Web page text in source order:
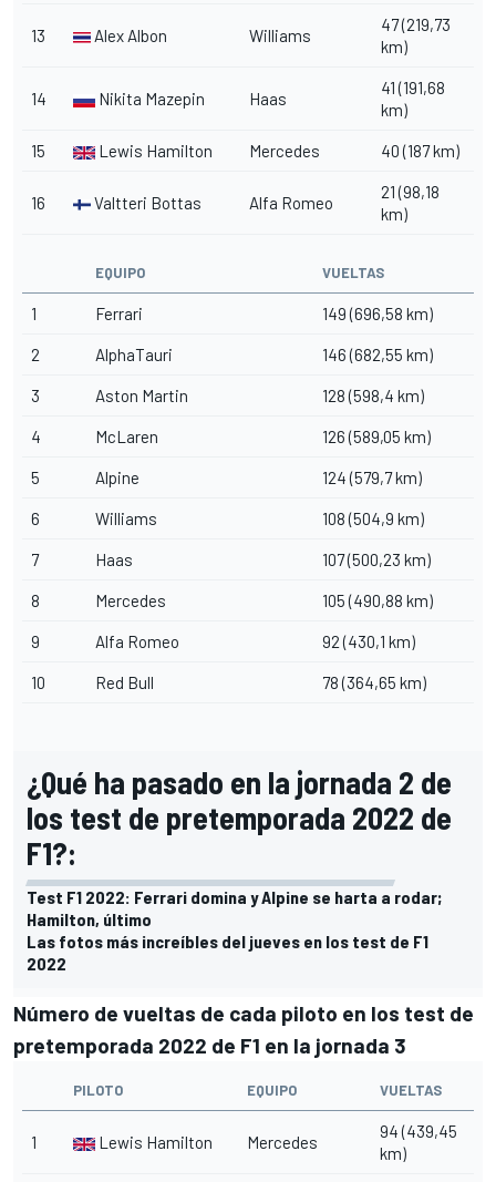
13 Alex Albon Williams
47 (219,73
km)
14 Nikita Mazepin Haas
41 (191,68
km)
15 Lewis Hamilton Mercedes 40 (187 km)
16 Valtteri Bottas Alfa Romeo
21 (98,18
km)
EQUIPO VUELTAS
1 Ferrari 149 (696,58 km)
2 AlphaTauri 146 (682,55 km)
3 Aston Martin 128 (598,4 km)
4 McLaren 126 (589,05 km)
5 Alpine 124 (579,7 km)
6 Williams 108 (504,9 km)
7 Haas 107 (500,23 km)
8 Mercedes 105 (490,88 km)
9 Alfa Romeo 92 (430,1 km)
10 Red Bull 78 (364,65 km)
¿Qué ha pasado en la jornada 2 de
los test de pretemporada 2022 de
F1?:
Test F1 2022: Ferrari domina y Alpine se harta a rodar;
Hamilton, último
Las fotos más increíbles del jueves en los test de F1
2022
Número de vueltas de cada piloto en los test de
pretemporada 2022 de F1 en la jornada 3
PILOTO EQUIPO VUELTAS
1 Lewis Hamilton Mercedes
94 (439,45
km)